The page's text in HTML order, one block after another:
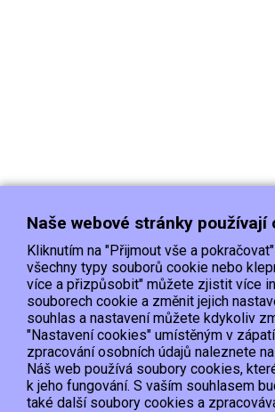
Doprava Platba
Kontakt/
Obchodní podmínky
Ochrana
EET :Podle zákona o evidenci tržeb je prodávající
Naše webové stránky používají
Kliknutím na "Přijmout vše a
všechny typy souborů cookie nebo
více a přizpůsobit" můžete zjistit více
souborech cookie a změnit jejich
souhlas a nastavení můžete kdykoliv
"Nastavení cookies" umístěným v
zpracování osobních údajů naleznete
Náš web používá soubory cookies,
k jeho fungování. S vaším souhlasem
také další soubory cookies a